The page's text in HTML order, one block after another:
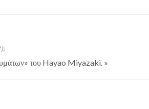
του Hayao Miyazaki. »